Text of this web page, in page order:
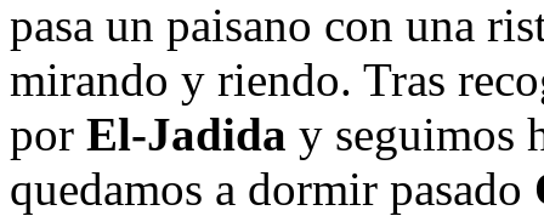
pasa un paisano con una
mirando y riendo. Tras
por El-Jadida y seguimos
quedamos a dormir pasado